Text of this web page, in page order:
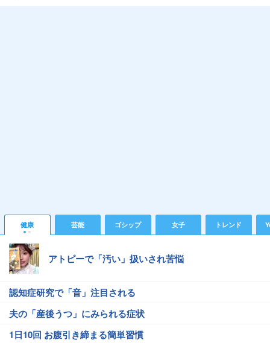
健康 芸能 ゴシップ 女子 トレンド
アトピーで「汚い」扱いされ苦悩
認知症研究で「音」注目される
夫の「産後うつ」にみられる症状
1日10回 お腹引き締まる簡単習慣